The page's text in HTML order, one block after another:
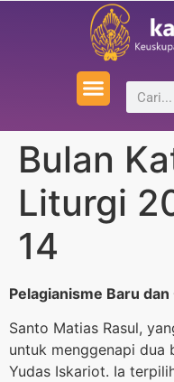
Bulan
Liturgi
14
Pelagianisme Baru
Santo Matias Rasul,
untuk menggenapi dua
Yudas Iskariot. Ia